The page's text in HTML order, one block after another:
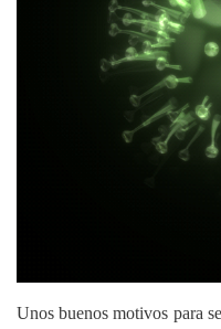
Unos buenos motivos para